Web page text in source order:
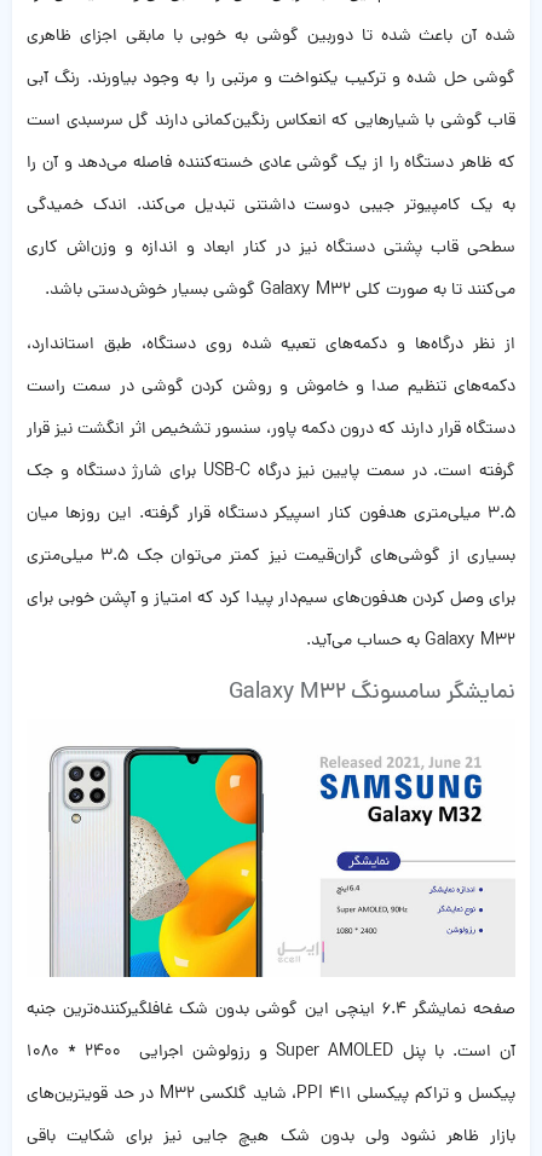
شده آن باعث شده تا دوربین گوشی به خوبی با مابقی اجزای ظاهری
گوشی حل شده و ترکیب یکنواخت و مرتبی را به وجود بیاورند. رنگ آبی
قاب گوشی با شیارهایی که انعکاس رنگین‌کمانی دارند گل سرسبدی است
که ظاهر دستگاه را از یک گوشی عادی خسته‌کننده فاصله می‌دهد و آن را
به یک کامپیوتر جیبی دوست داشتنی تبدیل می‌کند. اندک خمیدگی
سطحی قاب پشتی دستگاه نیز در کنار ابعاد و اندازه و وزن‌اش کاری
می‌کنند تا به صورت کلی Galaxy M32 گوشی بسیار خوش‌دستی باشد.
از نظر درگاه‌ها و دکمه‌های تعبیه شده روی دستگاه، طبق استاندارد،
دکمه‌های تنظیم صدا و خاموش و روشن کردن گوشی در سمت راست
دستگاه قرار دارند که درون دکمه پاور، سنسور تشخیص اثر انگشت نیز قرار
گرفته است. در سمت پایین نیز درگاه USB-C برای شارژ دستگاه و جک
3.5 میلی‌متری هدفون کنار اسپیکر دستگاه قرار گرفته. این روزها میان
بسیاری از گوشی‌های گران‌قیمت نیز کمتر می‌توان جک 3.5 میلی‌متری
برای وصل کردن هدفون‌های سیم‌دار پیدا کرد که امتیاز و آپشن خوبی برای
Galaxy M32 به حساب می‌آید.
نمایشگر سامسونگ Galaxy M32
صفحه نمایشگر 6.4 اینچی این گوشی بدون شک غافلگیرکننده‌ترین جنبه
آن است. با پنل Super AMOLED و رزولوشن اجرایی 2400 * 1080
پیکسل و تراکم پیکسلی 411 PPI، شاید گلکسی M32 در حد قویترین‌های
بازار ظاهر نشود ولی بدون شک هیچ جایی نیز برای شکایت باقی